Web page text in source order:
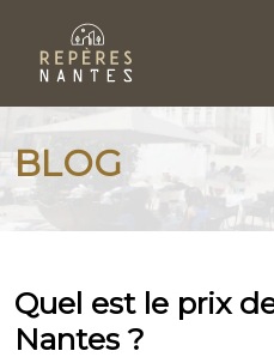
BLOG
Quel est le prix
Nantes ?